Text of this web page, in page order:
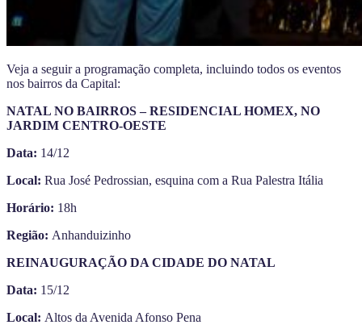
Veja a seguir a programação completa, incluindo todos os eventos
nos bairros da Capital:
NATAL NO BAIRROS – RESIDENCIAL HOMEX, NO
JARDIM CENTRO-OESTE
Data: 14/12
Local: Rua José Pedrossian, esquina com a Rua Palestra Itália
Horário: 18h
Região: Anhanduizinho
REINAUGURAÇÃO DA CIDADE DO NATAL
Data: 15/12
Local: Altos da Avenida Afonso Pena